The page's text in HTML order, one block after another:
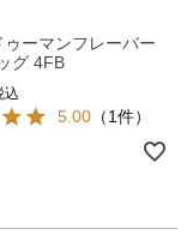
ーマンフレーバー
グ 4FB
込
5.00 （1件）